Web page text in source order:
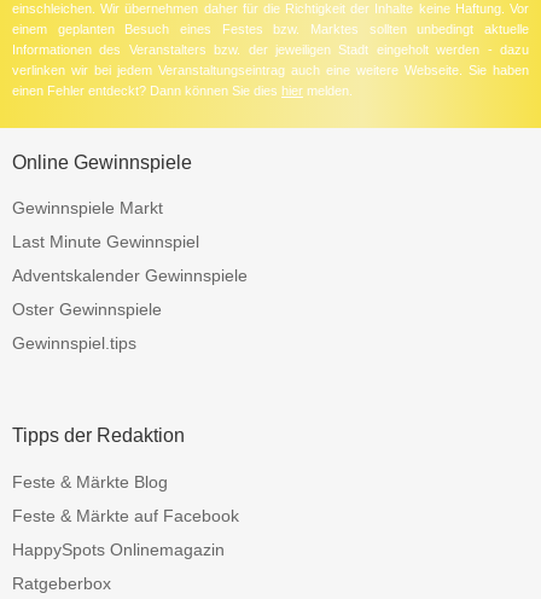
einschleichen. Wir übernehmen daher für die Richtigkeit der Inhalte keine Haftung. Vor
einem geplanten Besuch eines Festes bzw. Marktes sollten unbedingt aktuelle
Informationen des Veranstalters bzw. der jeweiligen Stadt eingeholt werden - dazu
verlinken wir bei jedem Veranstaltungseintrag auch eine weitere Webseite. Sie haben
einen Fehler entdeckt? Dann können Sie dies hier melden.
Online Gewinnspiele
Gewinnspiele Markt
Last Minute Gewinnspiel
Adventskalender Gewinnspiele
Oster Gewinnspiele
Gewinnspiel.tips
Tipps der Redaktion
Feste & Märkte Blog
Feste & Märkte auf Facebook
HappySpots Onlinemagazin
Ratgeberbox